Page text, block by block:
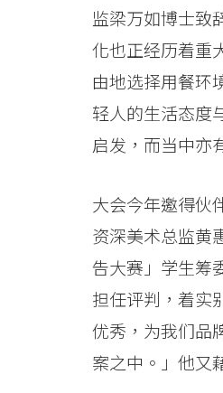
监梁万如博士致
化也正经历着重
由地选择用餐环
轻人的生活态度
启发，而当中亦
大会今年邀得伙
资深美术总监黄
告大赛」学生筹
担任评判，着实
优秀，为我们品
案之中。」他又